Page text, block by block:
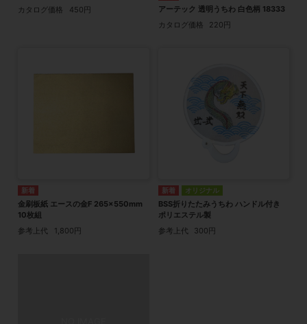
カタログ価格
450円
アーテック 透明うちわ 白色柄 18333
カタログ価格
220円
金刷板紙 エースの金F 265×550mm
10枚組
参考上代
1,800円
オリジナル
BSS折りたたみうちわ ハンドル付き
ポリエステル製
参考上代
300円